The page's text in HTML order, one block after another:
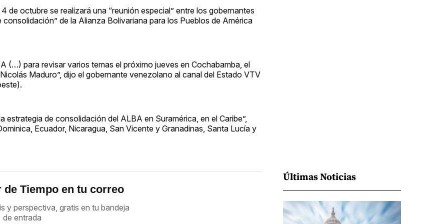
de octubre se realizará una “reunión especial” entre los gobernantes
de la Alianza Bolivariana para los Pueblos de América
(…) para revisar varios temas el próximo jueves en Cochabamba, el
Maduro”, dijo el gobernante venezolano al canal del Estado VTV
de consolidación del ALBA en Suramérica, en el Caribe”,
Ecuador, Nicaragua, San Vicente y Granadinas, Santa Lucía y
de Tiempo en tu correo
y perspectiva, gratis en tu bandeja
de entrada
Últimas Noticias